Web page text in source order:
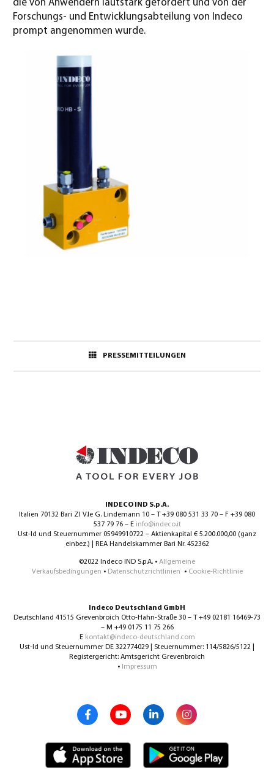
die von Anwendern lautstark gefordert und von der
Forschungs- und Entwicklungsabteilung von Indeco
prompt angenommen wurde.
PRESSEMITTEILUNGEN
INDECO IND S.p.A.
Italien 70132 Bari ZI V.le G. Lindemann 10 – T +39 080 531 33 70 – F +39 080
537 79 76 – E info@indeco.it
Ust-Id und Steuernummer 05949910722 – Aktienkapital € 5.200.000,00 (ganz
einbez.) | REA Handelskammer Bari Nr. 452362
©2022 Indeco IND S.p.A. • Allgemeine
Verkaufsbedingungen • Datenschutzrichtlinien • Cookie-Richtlinie
Indeco Deutschland GmbH
Deutschland 41515 Grevenbroich Otto-Hahn-Straße 30 – T +49 02181 16469-73
– M +49 0175 11 75 266
E kontakt@indeco-deutschland.com
Ust-Id und Steuernummer DE 322774029 | Steuernummer: 114/5826/5122 |
Registergericht: Amtsgericht Grevenbroich
• Impressum